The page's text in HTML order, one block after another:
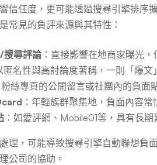
信任度，更可能透過搜尋引擎排
常見的負評來源與其特性：
尋評論 ：直接影響在地商家曝光
匿名性與高討論度著稱，一則「爆文
粉絲專頁的公開留言或社團內的負面
：年輕族群聚集地，負面內容常
：如愛評網、Mobile01等，具有長期
理，可能導致搜尋引擎自動聯想負
公司的協助。